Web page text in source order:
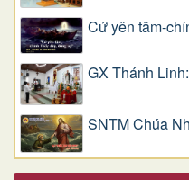
Cứ yên tâm-
GX Thánh
SNTM Chúa